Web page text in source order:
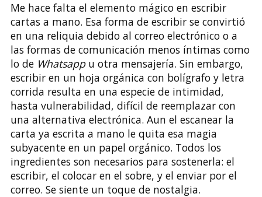
Me hace falta el elemento mágico en escribir
cartas a mano. Esa forma de escribir se convirtió
en una reliquia debido al correo electrónico o a
las formas de comunicación menos íntimas como
lo de Whatsappu otra mensajería. Sin embargo,
escribir en un hoja orgánica con bolígrafo y letra
corrida resulta en una especie de intimidad,
hasta vulnerabilidad, difícil de reemplazar con
una alternativa electrónica. Aun el escanear la
carta ya escrita a mano le quita esa magia
subyacente en un papel orgánico. Todos los
ingredientes son necesarios para sostenerla: el
escribir, el colocar en el sobre, y el enviar por el
correo. Se siente un toque de nostalgia.